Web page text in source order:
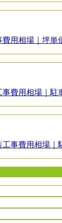
費用相場｜坪単
費用相場｜駐
事費用相場｜